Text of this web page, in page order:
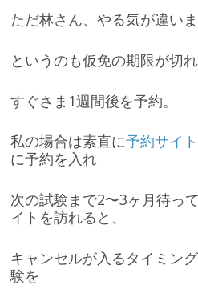
ただ林さん、やる気が違いま
というのも仮免の期限が切
すぐさま1週間後を予約。
私の場合は素直に予約サイト
に予約を入れ
次の試験まで2〜3ヶ月待っ
イトを訪れると、
キャンセルが入るタイミン
験を